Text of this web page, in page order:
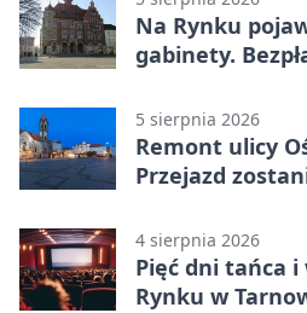
Na Rynku
gabinety.
5 sierpnia 2026
Remont ulicy
Przejazd
4 sierpnia 2026
Pięć dni tańca i
Rynku w